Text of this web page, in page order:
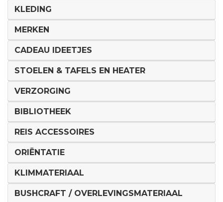
KLEDING
MERKEN
CADEAU IDEETJES
STOELEN & TAFELS EN HEATER
VERZORGING
BIBLIOTHEEK
REIS ACCESSOIRES
ORIËNTATIE
KLIMMATERIAAL
BUSHCRAFT / OVERLEVINGSMATERIAAL